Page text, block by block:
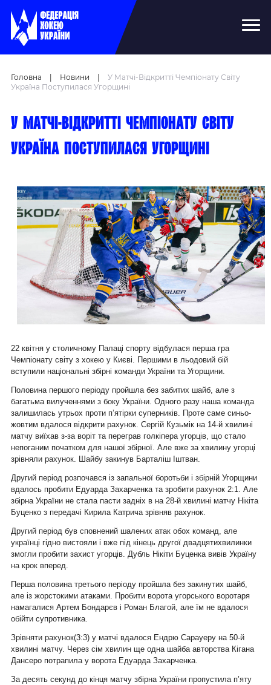
Головна Новини
У Матчі-Відкритті Чемпіонату Світу
Україна Поступилася Угорщині
У матчі-відкритті чемпіонату світу
Україна поступилася Угорщині
22 квітня у столичному Палаці спорту відбулася перша гра
Чемпіонату світу з хокею у Києві. Першими в льодовий бій
вступили національні збірні команди України та Угорщини.
Половина першого періоду пройшла без забитих шайб, але з
багатьма вилученнями з боку України. Одного разу наша команда
залишилась утрьох проти п’ятірки суперників. Проте саме синьо-
жовтим вдалося відкрити рахунок. Сергій Кузьмік на 14-й хвилині
матчу виїхав з-за воріт та переграв голкіпера угорців, що стало
непоганим початком для нашої збірної. Але вже за хвилину угорці
зрівняли рахунок. Шайбу закинув Барталіш Іштван.
Другий період розпочався із запальної боротьби і збірній Угорщини
вдалось пробити Едуарда Захарченка та зробити рахунок 2:1. Але
збірна України не стала пасти задніх в на 28-й хвилині матчу Нікіта
Буценко з передачі Кирила Катрича зрівняв рахунок.
Другий період був сповнений шалених атак обох команд, але
українці гідно вистояли і вже під кінець другої двадцятихвилинки
змогли пробити захист угорців. Дубль Нікіти Буценка вивів Україну
на крок вперед.
Перша половина третього періоду пройшла без закинутих шайб,
але із жорстокими атаками. Пробити ворота угорського воротаря
намагалися Артем Бондарєв і Роман Благой, але їм не вдалося
обійти супротивника.
Зрівняти рахунок(3:3) у матчі вдалося Ендрю Сарауеру на 50-й
хвилині матчу. Через сім хвилин ще одна шайба авторства Кігана
Дансеро потрапила у ворота Едуарда Захарченка.
За десять секунд до кінця матчу збірна України пропустила п’яту